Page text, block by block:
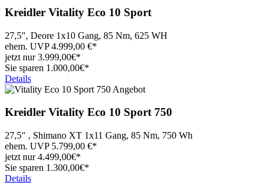
Kreidler Vitality Eco 10 Sport
27,5", Deore 1x10 Gang, 85 Nm, 625 WH
ehem. UVP4.999,00 €*
jetzt nur3.999,00€*
Sie sparen 1.000,00€*
Details
Kreidler Vitality Eco 10 Sport 750
27,5" , Shimano XT 1x11 Gang, 85 Nm, 750 Wh
ehem. UVP 5.799,00 €*
jetzt nur4.499,00€*
Sie sparen 1.300,00€*
Details